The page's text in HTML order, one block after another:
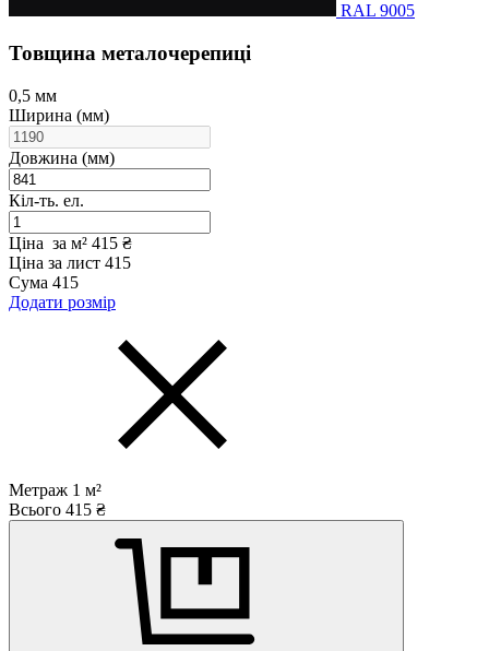
RAL 9005
Товщина металочерепиці
0,5 мм
Ширина (мм)
Довжина (мм)
Кіл-ть. ел.
Ціна за м² 415 ₴
Ціна за лист 415
Сума 415
Додати розмір
Метраж 1 м²
Всього 415 ₴